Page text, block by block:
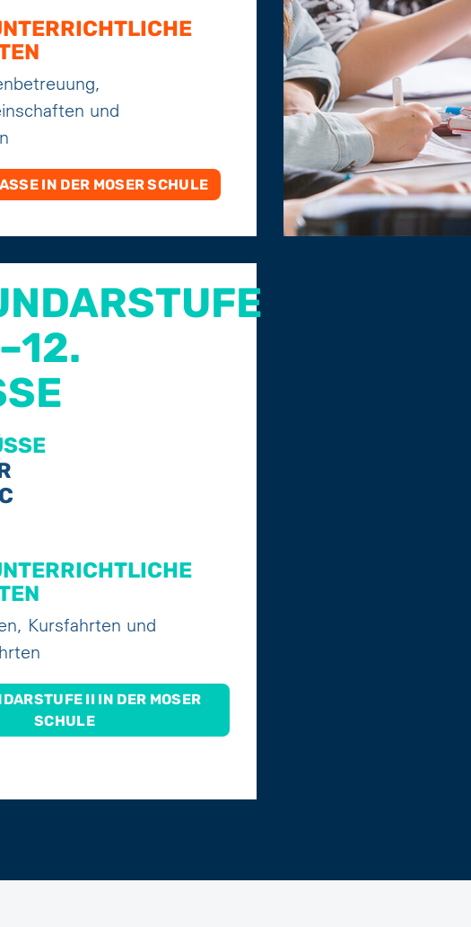
und
IN DER MOSER SCHULE
A
Kursfahrten und
II IN DER MOSER
SCHULE